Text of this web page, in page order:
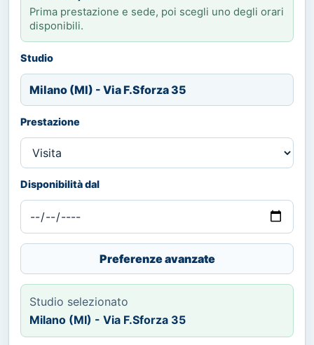
Prima prestazione e sede, poi scegli uno degli orari
disponibili.
Studio
Milano (MI) - Via F.Sforza 35
Prestazione
Disponibilità dal
Preferenze avanzate
Studio selezionato
Milano (MI) - Via F.Sforza 35